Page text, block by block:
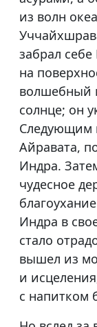
из волн
забрал
на
волшебный
солнце; он
Следующим
Айравата,
Индра.
чудесное
Индра в
стало
вышел из
и
с напитком